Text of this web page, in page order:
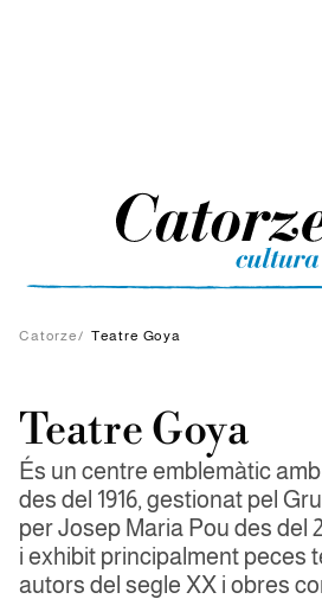
Catorze/ Teatre Goya
Teatre Goya
És un centre emblemàtic
des del 1916, gestionat pel
per Josep Maria Pou des del
i exhibit principalment peces
autors del segle XX i obres